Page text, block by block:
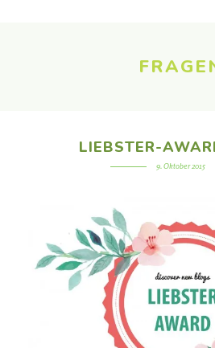
LIEBSTER-
9. Oktober 2015